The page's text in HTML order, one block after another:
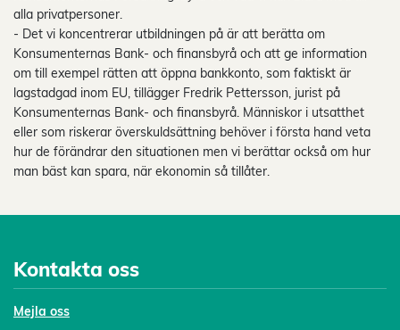
alla privatpersoner.
- Det vi koncentrerar utbildningen på är att berätta om
Konsumenternas Bank- och finansbyrå och att ge information
om till exempel rätten att öppna bankkonto, som faktiskt är
lagstadgad inom EU, tillägger Fredrik Pettersson, jurist på
Konsumenternas Bank- och finansbyrå. Människor i utsatthet
eller som riskerar överskuldsättning behöver i första hand veta
hur de förändrar den situationen men vi berättar också om hur
man bäst kan spara, när ekonomin så tillåter.
Kontakta oss
Mejla oss